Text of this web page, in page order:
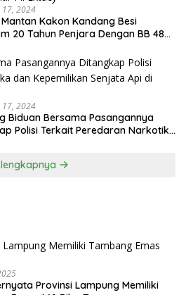
17, 2024
Kakon Kandang Besi
20 Tahun Penjara Dengan BB 48
17, 2024
Biduan Bersama Pasangannya
Polisi Terkait Peredaran Narkotika
Provinsi Lampung Memiliki